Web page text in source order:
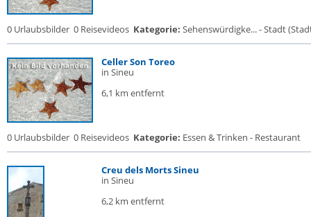
0 Urlaubsbilder 0 Reisevideos Kategorie: Sehenswürdigke... - Stadt
Celler Son Toreo
in Sineu
6,1 km entfernt
0 Urlaubsbilder 0 Reisevideos Kategorie: Essen & Trinken - Restaurant
Creu dels Morts Sineu
in Sineu
6,2 km entfernt